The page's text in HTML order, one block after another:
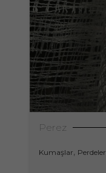
Perez
Kumaşlar, Perdeler